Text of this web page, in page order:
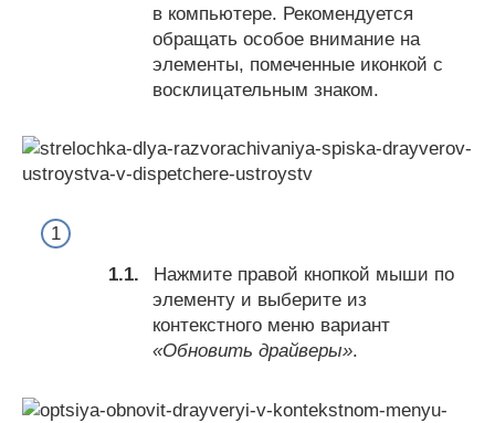
в компьютере. Рекомендуется
обращать особое внимание на
элементы, помеченные иконкой с
восклицательным знаком.
Нажмите правой кнопкой мыши по
элементу и выберите из
контекстного меню вариант
«Обновить драйверы».